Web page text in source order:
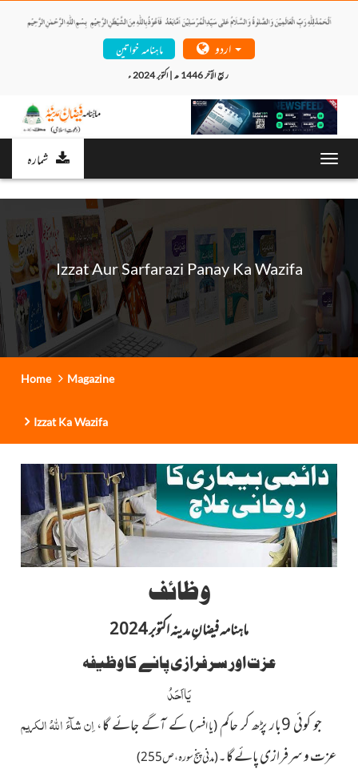
ماہنامہ خواتین
شمارہ
Izzat Aur Sarfarazi Panay Ka Wazifa
Home Magazine
Izzat Ka Wazifa
وظائف
ماہنامہ فیضانِ مدینہ اکتوبر 2024
عزت اور سرفرازی پانے کا وظیفہ
یَااَحَدُ
جو کوئی 9بار پڑھ کر حاکم (یا افسر)کے آگے جائے گا،اِن شآءَاللہُ الکریم
عزت و سرفرازی پائے گا۔(مدنی پنج سورہ،ص255)